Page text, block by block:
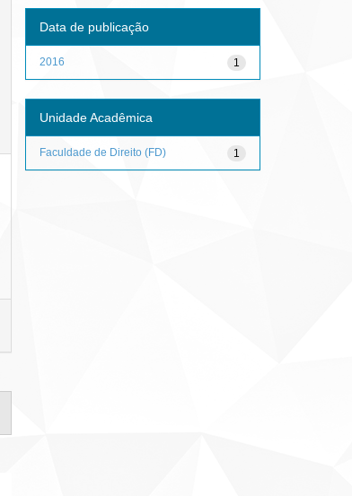
Data de publicação
1
2016
Unidade Acadêmica
1
Faculdade de Direito (FD)